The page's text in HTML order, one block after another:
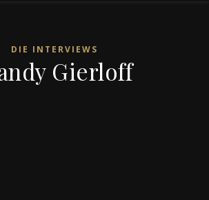
DIE INTERVIEWS
Gierloff